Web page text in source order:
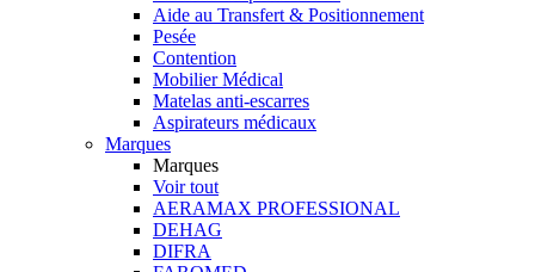
Aide au Transfert & Positionnement
Pesée
Contention
Mobilier Médical
Matelas anti-escarres
Aspirateurs médicaux
Marques
Marques
Voir tout
AERAMAX PROFESSIONAL
DEHAG
DIFRA